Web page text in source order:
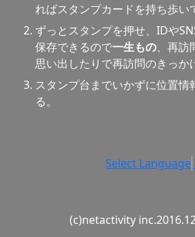
ればスタンプカードを持ち歩い
ずっとスタンプを押せ、IDや
保存できるので一生もの、再訪
思い出したりで再訪問のきっか
スタンプ台までいかずに位置情
る。
Select Language
(c)netactivity